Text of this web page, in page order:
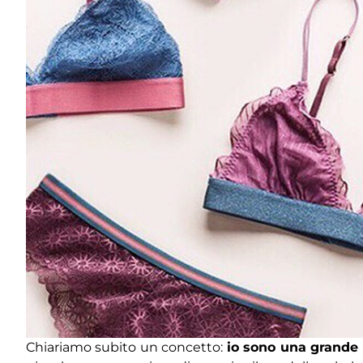
Chiariamo subito un concetto: io sono una